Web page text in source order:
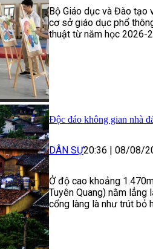
Bộ Giáo dục và Đào tạo
cơ sở giáo dục phổ
thuật từ năm học 2026-
Độc đáo không gian nhà
DÂN SỰ20:36 | 08/08/
Ở độ cao khoảng
Tuyên Quang) nằm
cổng làng là như trút bỏ